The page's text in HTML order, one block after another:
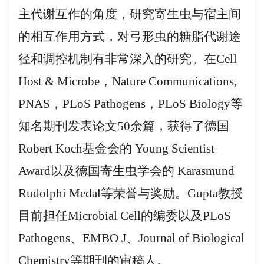
主代谢互作的角度，研究寄生虫与宿主间
的相互作用方式，对弓形虫的糖脂代谢途
径和调控机制有非常深入的研究。在Cell
Host & Microbe，Nature Communications,
PNAS，PLoS Pathogens，PLoS Biology等
知名期刊发表论文50余篇，获得了德国
Robert Koch基金会的 Young Scientist
Award以及德国寄生虫学会的 Karasmund
Rudolphi Medal等荣誉与奖励。Gupta教授
目前担任Microbial Cell的编委以及PLoS
Pathogens、EMBO J、Journal of Biological
Chemistry等期刊的审稿人。